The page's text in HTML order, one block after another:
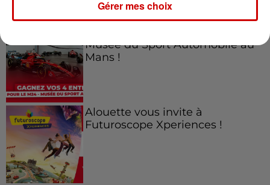
Musée du Sport Automobile au
Mans !
Alouette vous invite à
Futuroscope Xperiences !
Gérer mes choix